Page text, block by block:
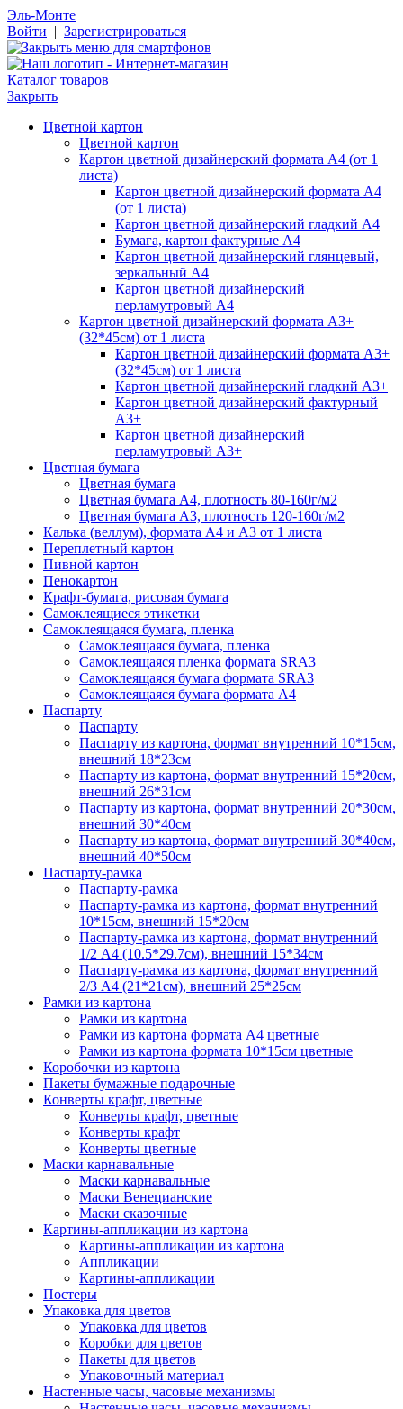
Эль-Монте
Войти | Зарегистрироваться
Каталог товаров
Закрыть
Цветной картон
Цветной картон
Картон цветной дизайнерский формата А4 (от 1
листа)
Картон цветной дизайнерский формата А4
(от 1 листа)
Картон цветной дизайнерский гладкий А4
Бумага, картон фактурные А4
Картон цветной дизайнерский глянцевый,
зеркальный А4
Картон цветной дизайнерский
перламутровый А4
Картон цветной дизайнерский формата А3+
(32*45см) от 1 листа
Картон цветной дизайнерский формата А3+
(32*45см) от 1 листа
Картон цветной дизайнерский гладкий А3+
Картон цветной дизайнерский фактурный
А3+
Картон цветной дизайнерский
перламутровый А3+
Цветная бумага
Цветная бумага
Цветная бумага А4, плотность 80-160г/м2
Цветная бумага А3, плотность 120-160г/м2
Калька (веллум), формата А4 и А3 от 1 листа
Переплетный картон
Пивной картон
Пенокартон
Крафт-бумага, рисовая бумага
Самоклеящиеся этикетки
Самоклеящаяся бумага, пленка
Самоклеящаяся бумага, пленка
Самоклеящаяся пленка формата SRА3
Самоклеящаяся бумага формата SRА3
Самоклеящаяся бумага формата А4
Паспарту
Паспарту
Паспарту из картона, формат внутренний 10*15см,
внешний 18*23см
Паспарту из картона, формат внутренний 15*20см,
внешний 26*31см
Паспарту из картона, формат внутренний 20*30см,
внешний 30*40см
Паспарту из картона, формат внутренний 30*40см,
внешний 40*50см
Паспарту-рамка
Паспарту-рамка
Паспарту-рамка из картона, формат внутренний
10*15см, внешний 15*20см
Паспарту-рамка из картона, формат внутренний
1/2 А4 (10.5*29.7см), внешний 15*34см
Паспарту-рамка из картона, формат внутренний
2/3 А4 (21*21см), внешний 25*25см
Рамки из картона
Рамки из картона
Рамки из картона формата А4 цветные
Рамки из картона формата 10*15см цветные
Коробочки из картона
Пакеты бумажные подарочные
Конверты крафт, цветные
Конверты крафт, цветные
Конверты крафт
Конверты цветные
Маски карнавальные
Маски карнавальные
Маски Венецианские
Маски сказочные
Картины-аппликации из картона
Картины-аппликации из картона
Аппликации
Картины-аппликации
Постеры
Упаковка для цветов
Упаковка для цветов
Коробки для цветов
Пакеты для цветов
Упаковочный материал
Настенные часы, часовые механизмы